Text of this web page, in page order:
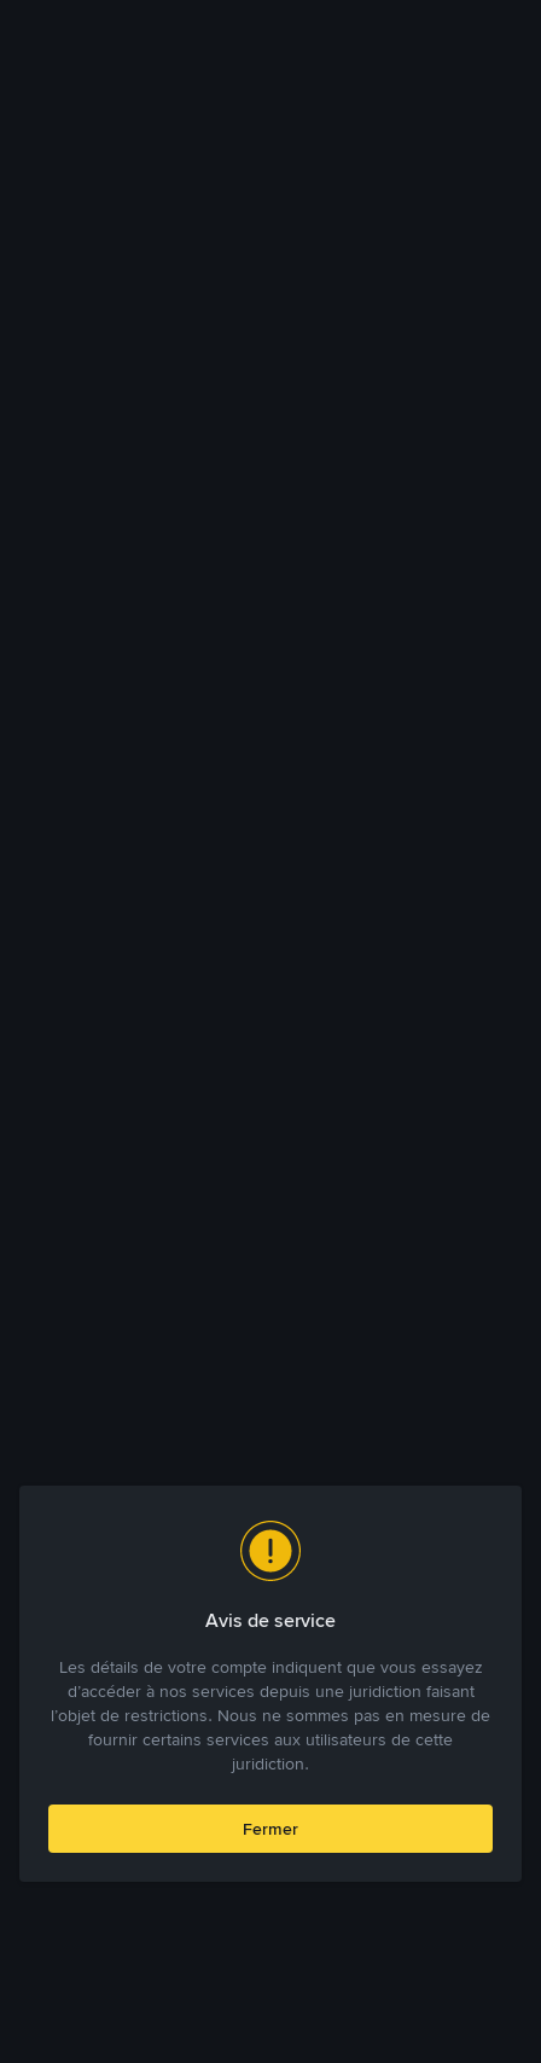
Avis de service
Les détails de votre compte indiquent que vous essayez
d’accéder à nos services depuis une juridiction faisant
l’objet de restrictions. Nous ne sommes pas en mesure de
fournir certains services aux utilisateurs de cette
juridiction.
Fermer